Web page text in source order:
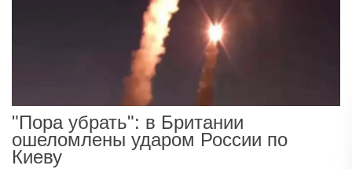
"Пора убрать": в Британии
ошеломлены ударом России по
Киеву